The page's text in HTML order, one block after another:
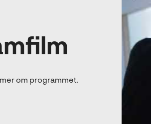
om programmet.